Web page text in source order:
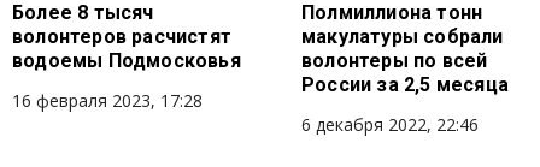
Более 8 тысяч
волонтеров расчистят
водоемы Подмосковья
16 февраля 2023, 17:28
Полмиллиона тонн
макулатуры собрали
волонтеры по всей
России за 2,5 месяца
6 декабря 2022, 22:46